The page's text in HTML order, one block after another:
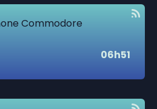
Commodore
06h51